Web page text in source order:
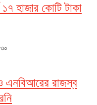
হাজার কোটি টাকা
এনবিআরের রাজস্ব